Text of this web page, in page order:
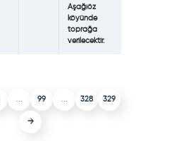
Aşağıöz
köyünde
toprağa
verilecektir.
99 328 329
→